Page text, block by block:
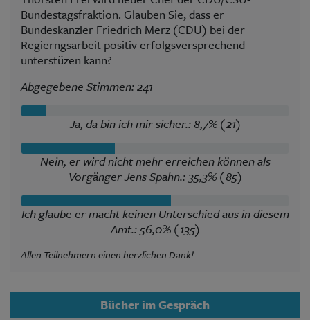
Bundestagsfraktion. Glauben Sie, dass er
Bundeskanzler Friedrich Merz (CDU) bei der
Regierngsarbeit positiv erfolgsversprechend
unterstüzen kann?
Abgegebene Stimmen: 241
Ja, da bin ich mir sicher.: 8,7% (21)
Nein, er wird nicht mehr erreichen können als
Vorgänger Jens Spahn.: 35,3% (85)
Ich glaube er macht keinen Unterschied aus in diesem
Amt.: 56,0% (135)
Allen Teilnehmern einen herzlichen Dank!
Bücher im Gespräch